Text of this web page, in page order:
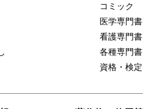
コミック
医学専門書
看護専門書
各種専門書
資格・検定